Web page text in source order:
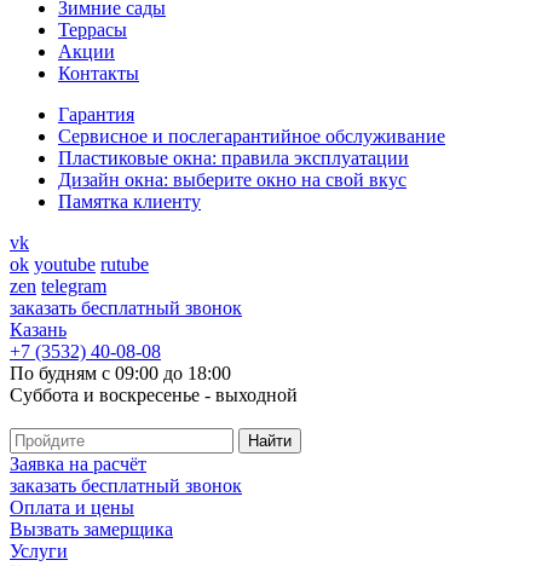
Зимние сады
Террасы
Акции
Контакты
Гарантия
Cервисное и послегарантийное обслуживание
Пластиковые окна: правила эксплуатации
Дизайн окна: выберите окно на свой вкус
Памятка клиенту
vk
ok youtube rutube
zen telegram
заказать бесплатный звонок
Казань
+7 (3532) 40-08-08
По будням с 09:00 до 18:00
Суббота и воскресенье - выходной
Заявка на расчёт
заказать бесплатный звонок
Оплата и цены
Вызвать замерщика
Услуги